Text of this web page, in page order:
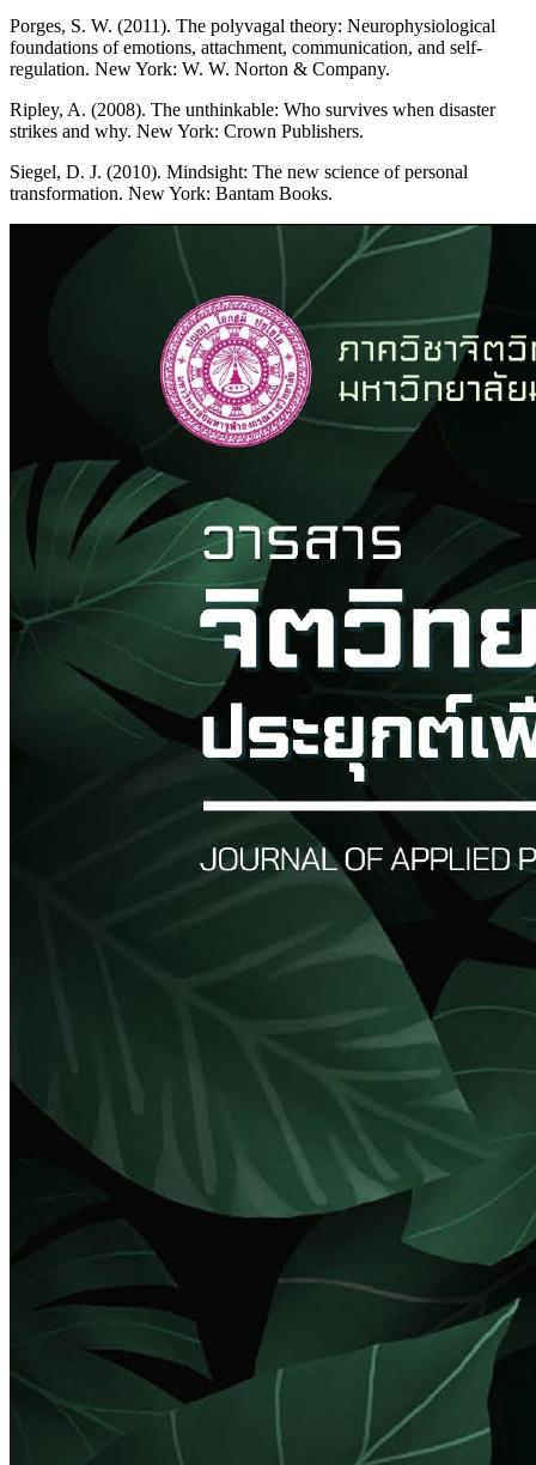
Porges, S. W. (2011). The polyvagal theory: Neurophysiological
foundations of emotions, attachment, communication, and self-
regulation. New York: W. W. Norton & Company.
Ripley, A. (2008). The unthinkable: Who survives when disaster
strikes and why. New York: Crown Publishers.
Siegel, D. J. (2010). Mindsight: The new science of personal
transformation. New York: Bantam Books.